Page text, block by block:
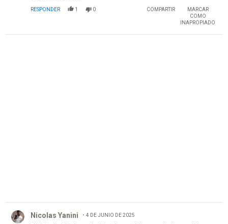
RESPONDER 1 0 COMPARTIR
MARCAR
COMO
INAPROPIADO
Nicolas Yanini 4 DE JUNIO DE 2025